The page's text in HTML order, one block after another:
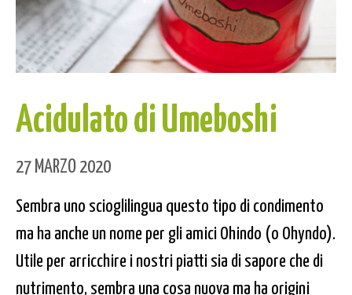
Acidulato di Umeboshi
27 MARZO 2020
Sembra uno scioglilingua questo tipo di condimento
ma ha anche un nome per gli amici Ohindo (o Ohyndo).
Utile per arricchire i nostri piatti sia di sapore che di
nutrimento, sembra una cosa nuova ma ha origini